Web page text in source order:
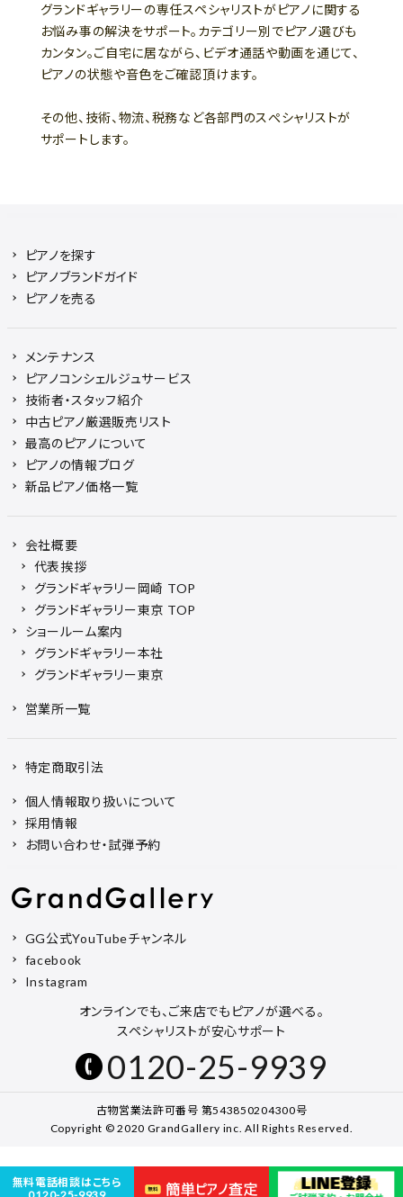
グランドギャラリーの専任スペシャリストがピアノに関する
お悩み事の解決をサポート。カテゴリー別でピアノ選びも
カンタン。ご自宅に居ながら、ビデオ通話や動画を通じて、
ピアノの状態や音色をご確認頂けます。
その他、技術、物流、税務など各部門のスぺシャリストが
サポートします。
ピアノを探す
ピアノブランドガイド
ピアノを売る
メンテナンス
ピアノコンシェルジュサービス
技術者・スタッフ紹介
中古ピアノ厳選販売リスト
最高のピアノについて
ピアノの情報ブログ
新品ピアノ価格一覧
会社概要
代表挨拶
グランドギャラリー岡崎 TOP
グランドギャラリー東京 TOP
ショールーム案内
グランドギャラリー本社
グランドギャラリー東京
営業所一覧
特定商取引法
個人情報取り扱いについて
採用情報
お問い合わせ・試弾予約
GG公式YouTubeチャンネル
facebook
Instagram
オンラインでも、ご来店でもピアノが選べる。
スペシャリストが安心サポート
0120-25-9939
古物営業法許可番号 第543850204300号
Copyright © 2020 GrandGallery inc. All Rights Reserved.
無料電話相談はこちら